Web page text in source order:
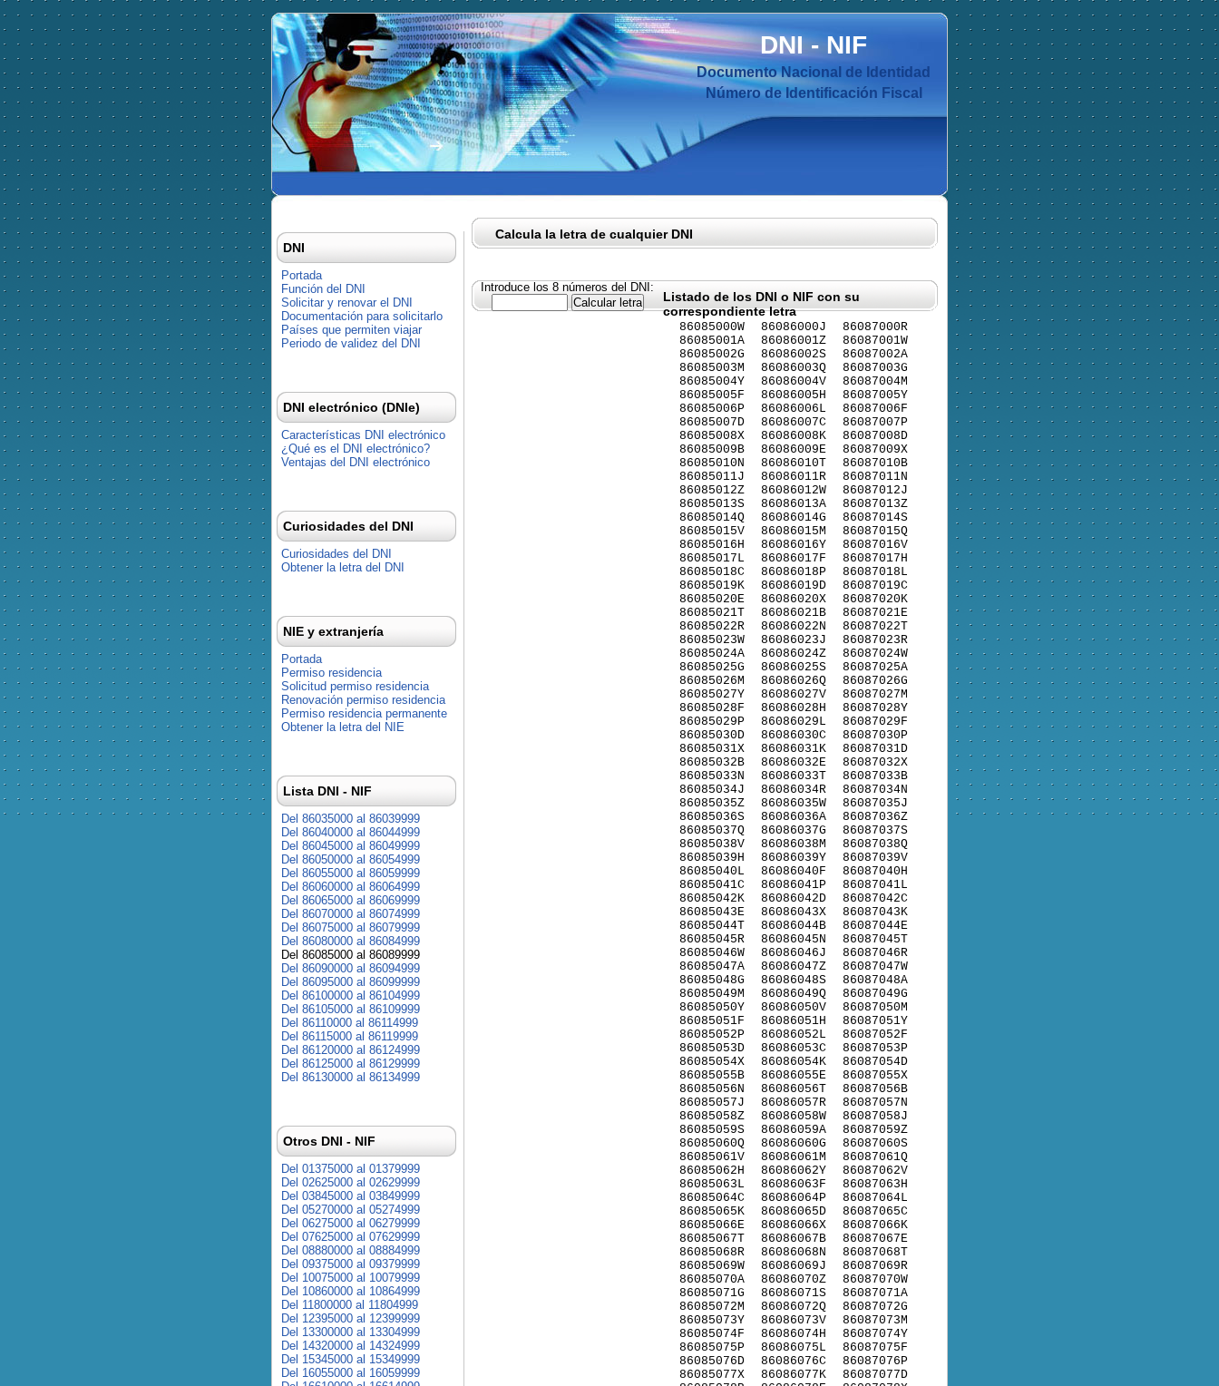
DNI-NIF
Documento Nacional de Identidad
Número de Identificación Fiscal
Calcula la letra de cualquier DNI
Introduce los 8 números del DNI:
Listado de los DNI o NIF con su
correspondiente letra
86085000W
86085001A
86085002G
86085003M
86085004Y
86085005F
86085006P
86085007D
86085008X
86085009B
86085010N
86085011J
86085012Z
86085013S
86085014Q
86085015V
86085016H
86085017L
86085018C
86085019K
86085020E
86085021T
86085022R
86085023W
86085024A
86085025G
86085026M
86085027Y
86085028F
86085029P
86085030D
86085031X
86085032B
86085033N
86085034J
86085035Z
86085036S
86085037Q
86085038V
86085039H
86085040L
86085041C
86085042K
86085043E
86085044T
86085045R
86085046W
86085047A
86085048G
86085049M
86085050Y
86085051F
86085052P
86085053D
86085054X
86085055B
86085056N
86085057J
86085058Z
86085059S
86085060Q
86085061V
86085062H
86085063L
86085064C
86085065K
86085066E
86085067T
86085068R
86085069W
86085070A
86085071G
86085072M
86085073Y
86085074F
86085075P
86085076D
86085077X
86086000J
86086001Z
86086002S
86086003Q
86086004V
86086005H
86086006L
86086007C
86086008K
86086009E
86086010T
86086011R
86086012W
86086013A
86086014G
86086015M
86086016Y
86086017F
86086018P
86086019D
86086020X
86086021B
86086022N
86086023J
86086024Z
86086025S
86086026Q
86086027V
86086028H
86086029L
86086030C
86086031K
86086032E
86086033T
86086034R
86086035W
86086036A
86086037G
86086038M
86086039Y
86086040F
86086041P
86086042D
86086043X
86086044B
86086045N
86086046J
86086047Z
86086048S
86086049Q
86086050V
86086051H
86086052L
86086053C
86086054K
86086055E
86086056T
86086057R
86086058W
86086059A
86086060G
86086061M
86086062Y
86086063F
86086064P
86086065D
86086066X
86086067B
86086068N
86086069J
86086070Z
86086071S
86086072Q
86086073V
86086074H
86086075L
86086076C
86086077K
86087000R
86087001W
86087002A
86087003G
86087004M
86087005Y
86087006F
86087007P
86087008D
86087009X
86087010B
86087011N
86087012J
86087013Z
86087014S
86087015Q
86087016V
86087017H
86087018L
86087019C
86087020K
86087021E
86087022T
86087023R
86087024W
86087025A
86087026G
86087027M
86087028Y
86087029F
86087030P
86087031D
86087032X
86087033B
86087034N
86087035J
86087036Z
86087037S
86087038Q
86087039V
86087040H
86087041L
86087042C
86087043K
86087044E
86087045T
86087046R
86087047W
86087048A
86087049G
86087050M
86087051Y
86087052F
86087053P
86087054D
86087055X
86087056B
86087057N
86087058J
86087059Z
86087060S
86087061Q
86087062V
86087063H
86087064L
86087065C
86087066K
86087067E
86087068T
86087069R
86087070W
86087071A
86087072G
86087073M
86087074Y
86087075F
86087076P
86087077D
DNI
Portada
Función del DNI
Solicitar y renovar el DNI
Documentación para solicitarlo
Países que permiten viajar
Periodo de validez del DNI
DNI electrónico (DNIe)
Características DNI electrónico
¿Qué es el DNI electrónico?
Ventajas del DNI electrónico
Curiosidades del DNI
Curiosidades del DNI
Obtener la letra del DNI
NIE y extranjería
Portada
Permiso residencia
Solicitud permiso residencia
Renovación permiso residencia
Permiso residencia permanente
Obtener la letra del NIE
Lista DNI - NIF
Del 86035000 al 86039999
Del 86040000 al 86044999
Del 86045000 al 86049999
Del 86050000 al 86054999
Del 86055000 al 86059999
Del 86060000 al 86064999
Del 86065000 al 86069999
Del 86070000 al 86074999
Del 86075000 al 86079999
Del 86080000 al 86084999
Del 86085000 al 86089999
Del 86090000 al 86094999
Del 86095000 al 86099999
Del 86100000 al 86104999
Del 86105000 al 86109999
Del 86110000 al 86114999
Del 86115000 al 86119999
Del 86120000 al 86124999
Del 86125000 al 86129999
Del 86130000 al 86134999
Otros DNI - NIF
Del 01375000 al 01379999
Del 02625000 al 02629999
Del 03845000 al 03849999
Del 05270000 al 05274999
Del 06275000 al 06279999
Del 07625000 al 07629999
Del 08880000 al 08884999
Del 09375000 al 09379999
Del 10075000 al 10079999
Del 10860000 al 10864999
Del 11800000 al 11804999
Del 12395000 al 12399999
Del 13300000 al 13304999
Del 14320000 al 14324999
Del 15345000 al 15349999
Del 16055000 al 16059999